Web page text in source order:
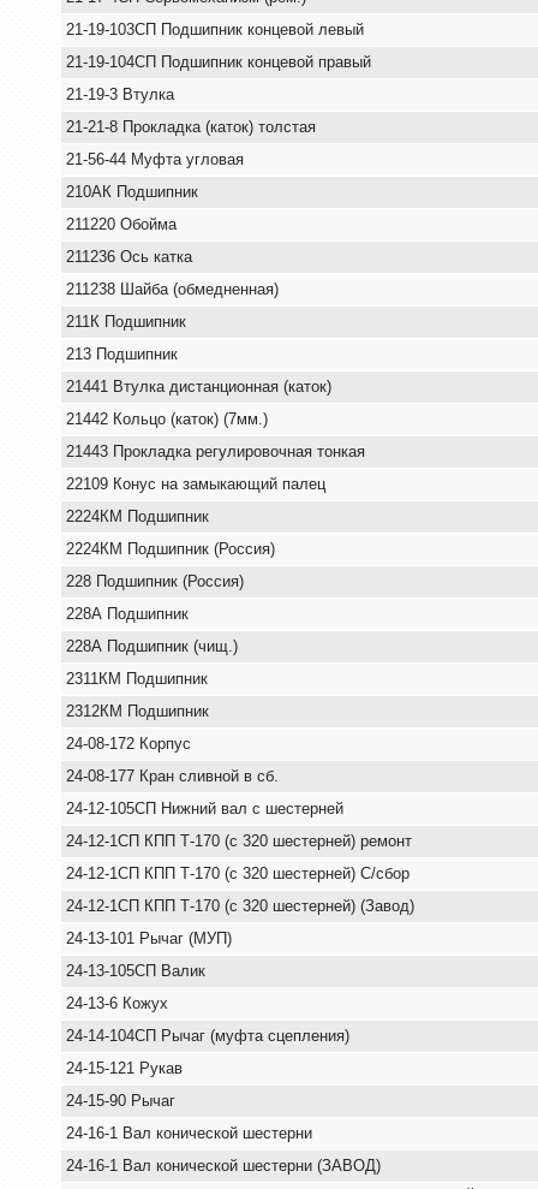
21-19-103СП Подшипник концевой левый
21-19-104СП Подшипник концевой правый
21-19-3 Втулка
21-21-8 Прокладка (каток) толстая
21-56-44 Муфта угловая
210АК Подшипник
211220 Обойма
211236 Ось катка
211238 Шайба (обмедненная)
211К Подшипник
213 Подшипник
21441 Втулка дистанционная (каток)
21442 Кольцо (каток) (7мм.)
21443 Прокладка регулировочная тонкая
22109 Конус на замыкающий палец
2224КМ Подшипник
2224КМ Подшипник (Россия)
228 Подшипник (Россия)
228А Подшипник
228А Подшипник (чищ.)
2311КМ Подшипник
2312КМ Подшипник
24-08-172 Корпус
24-08-177 Кран сливной в сб.
24-12-105СП Нижний вал с шестерней
24-12-1СП КПП Т-170 (с 320 шестерней) ремонт
24-12-1СП КПП Т-170 (с 320 шестерней) С/сбор
24-12-1СП КПП Т-170 (с 320 шестерней) (Завод)
24-13-101 Рычаг (МУП)
24-13-105СП Валик
24-13-6 Кожух
24-14-104СП Рычаг (муфта сцепления)
24-15-121 Рукав
24-15-90 Рычаг
24-16-1 Вал конической шестерни
24-16-1 Вал конической шестерни (ЗАВОД)